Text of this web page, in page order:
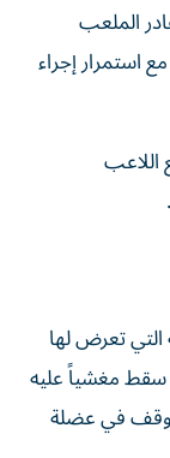
الملعب
استمرار إجراء
التي تعرض لها
أوروبا 2021، عندما سقط مغشياً عليه
في عضلة